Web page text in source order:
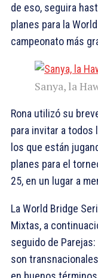
de eso, seguira
planes para la
campeonato más
Sanya, la
Rona utilizó su
para invitar a todos
los que están
planes para el
25, en un lugar a
La World Bridge
Mixtas, a
seguido de
son